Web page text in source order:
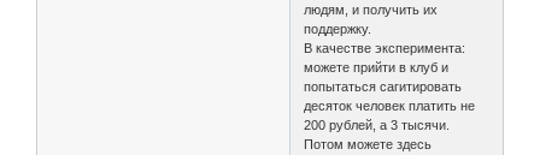
людям, и получить их
поддержку.
В качестве эксперимента:
можете прийти в клуб и
попытаться сагитировать
десяток человек платить не
200 рублей, а 3 тысячи.
Потом можете здесь